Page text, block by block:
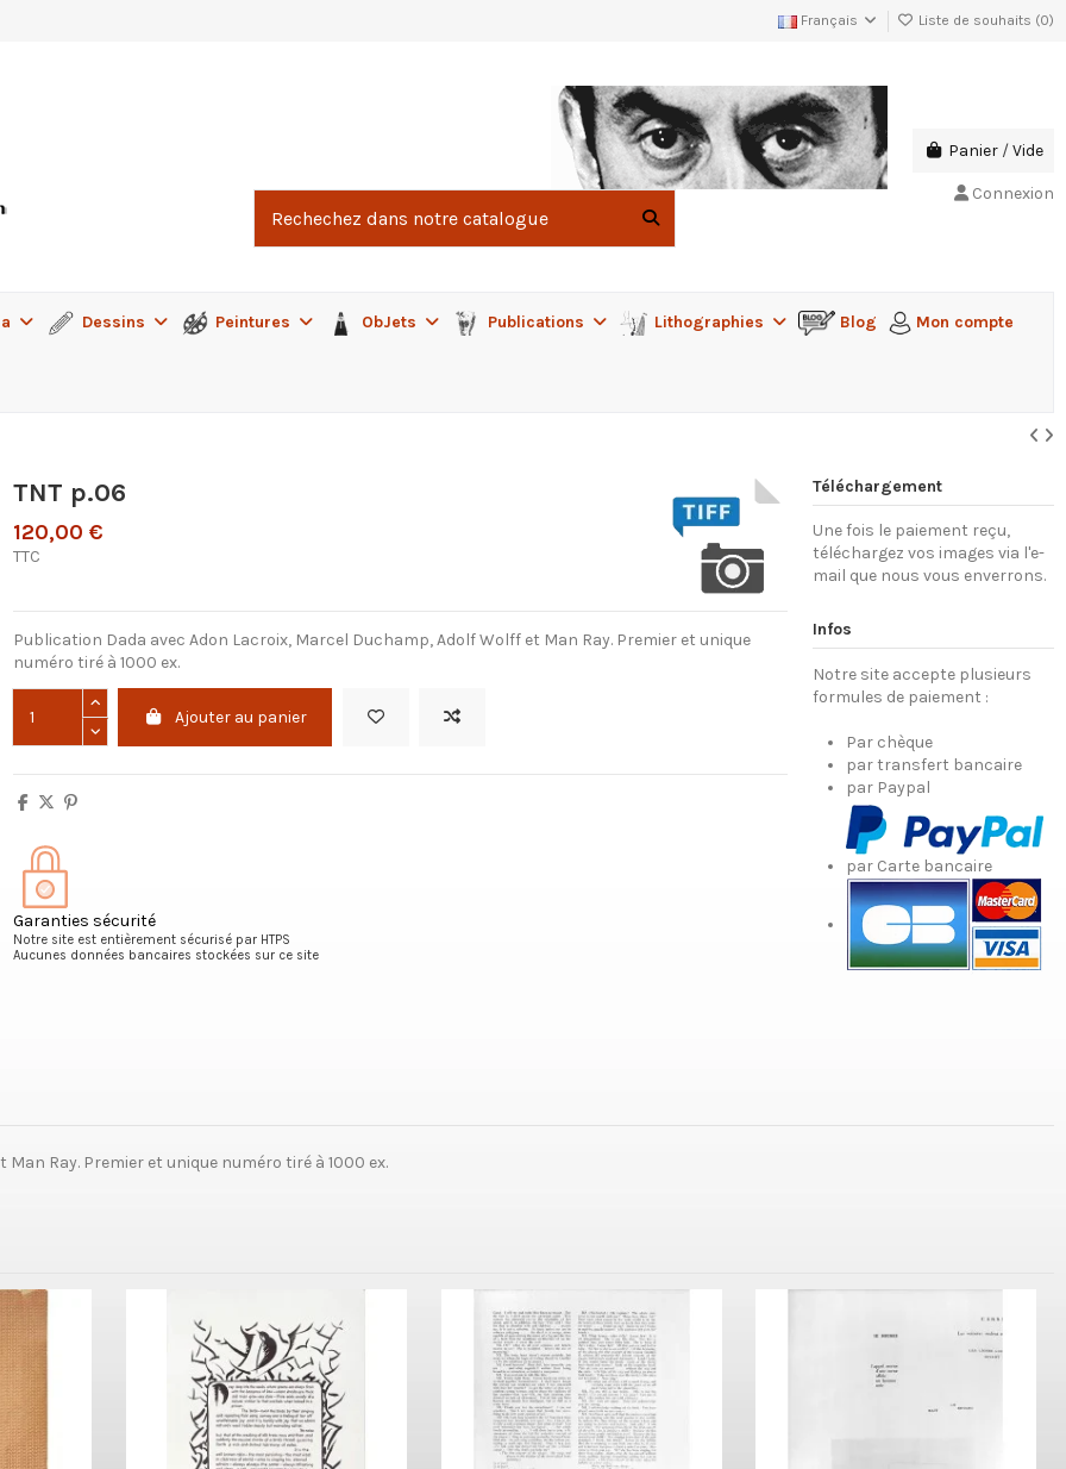
Français Liste de souhaits (0)
Panier /Vide
Connexion
Dessins Peintures ObJets Publications Lithographies Blog Mon compte
TNT p.06
120,00 €
TTC
Publication Dada avec Adon Lacroix, Marcel Duchamp, Adolf Wolff et Man Ray. Premier et unique
numéro tiré à 1000 ex.
Ajouter au panier
Garanties sécurité
Notre site est entièrement sécurisé par HTPS
Aucunes données bancaires stockées sur ce site
Téléchargement
Une fois le paiement reçu,
téléchargez vos images via l'e-
mail que nous vous enverrons.
Infos
Notre site accepte plusieurs
formules de paiement :
Par chèque
par transfert bancaire
par Paypal
par Carte bancaire
Ray. Premier et unique numéro tiré à 1000 ex.